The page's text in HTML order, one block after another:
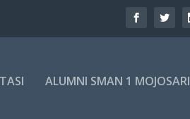
ALUMNI SMAN 1 MOJOSARI